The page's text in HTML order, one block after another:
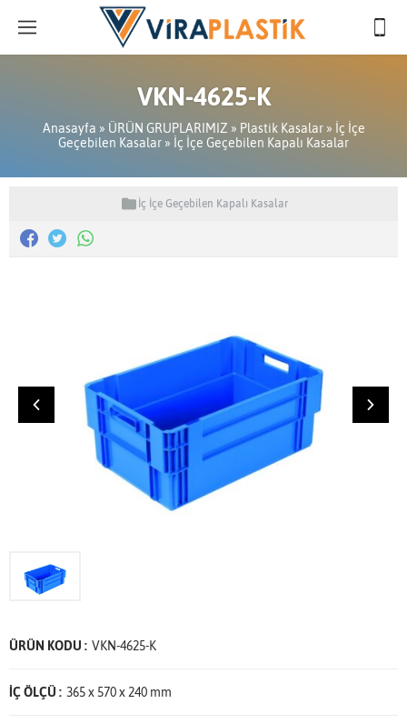
VKN-4625-K
Anasayfa » ÜRÜN GRUPLARIMIZ » Plastik Kasalar» İç İçe
Geçebilen Kasalar » İç İçe Geçebilen Kapalı Kasalar
İç İçe Geçebilen Kapalı Kasalar
ÜRÜN KODU : VKN-4625-K
İÇ ÖLÇÜ : 365 x 570 x 240 mm